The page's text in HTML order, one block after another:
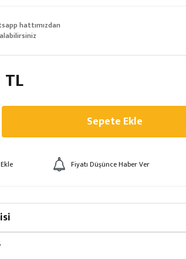
hattımızdan
TL
Sepete Ekle
Fiyatı Düşünce Haber Ver